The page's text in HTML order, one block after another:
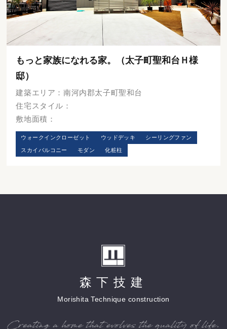
もっと家族になれる家。（太子町聖和台Ｈ様
邸）
建築エリア：南河内郡太子町聖和台
住宅スタイル：
敷地面積：
ウォークインクローゼット ウッドデッキ シーリングファン
スカイバルコニー モダン 化粧柱
森下技建
Morishita Technique construction